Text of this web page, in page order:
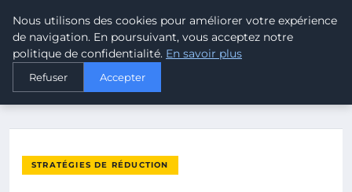
MALTA CLIMATE
ACCUEIL
LES ÉMISSIONS DE CONSOMMATION : UN ENJEU CLÉ POUR LES…
STRATÉGIES DE RÉDUCTION
Nous utilisons des cookies pour améliorer votre expérience
de navigation. En poursuivant, vous acceptez notre
politique de confidentialité. En savoir plus
Refuser Accepter